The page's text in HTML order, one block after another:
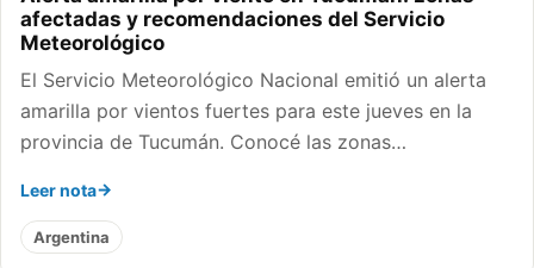
afectadas y recomendaciones del Servicio
Meteorológico
El Servicio Meteorológico Nacional emitió un alerta
amarilla por vientos fuertes para este jueves en la
provincia de Tucumán. Conocé las zonas…
Leer nota
Argentina